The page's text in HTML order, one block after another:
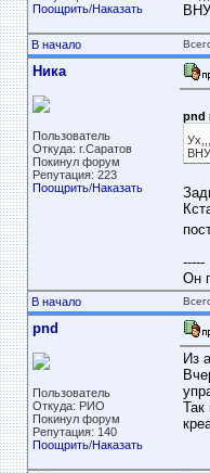
Поощрить/Наказать
В начало
Ника
Пользователь
Откуда: г.Саратов
Покинул форум
Репутация: 223
Поощрить/Наказать
pnd
-----
Он
В начало
pnd
Пользователь
Откуда: РИО
Покинул форум
Репутация: 140
Поощрить/Наказать
Из
Так